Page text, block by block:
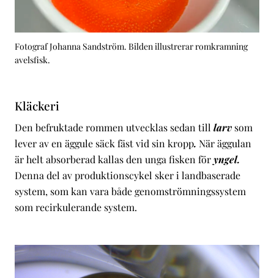
Fotograf Johanna Sandström. Bilden illustrerar romkramning
avelsfisk.
Kläckeri
Den befruktade rommen utvecklas sedan till larv som
lever av en äggule säck fäst vid sin kropp. När äggulan
är helt absorberad kallas den unga fisken föryngel.
Denna del av produktionscykel sker i landbaserade
system, som kan vara både genomströmningssystem
som recirkulerande system.